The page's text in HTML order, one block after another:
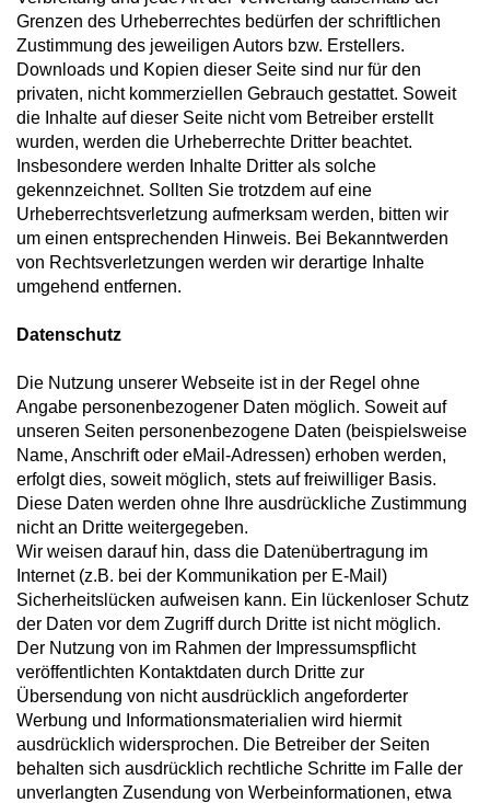
Grenzen des Urheberrechtes bedürfen der schriftlichen
Zustimmung des jeweiligen Autors bzw. Erstellers.
Downloads und Kopien dieser Seite sind nur für den
privaten, nicht kommerziellen Gebrauch gestattet. Soweit
die Inhalte auf dieser Seite nicht vom Betreiber erstellt
wurden, werden die Urheberrechte Dritter beachtet.
Insbesondere werden Inhalte Dritter als solche
gekennzeichnet. Sollten Sie trotzdem auf eine
Urheberrechtsverletzung aufmerksam werden, bitten wir
um einen entsprechenden Hinweis. Bei Bekanntwerden
von Rechtsverletzungen werden wir derartige Inhalte
umgehend entfernen.
Datenschutz
Die Nutzung unserer Webseite ist in der Regel ohne
Angabe personenbezogener Daten möglich. Soweit auf
unseren Seiten personenbezogene Daten (beispielsweise
Name, Anschrift oder eMail-Adressen) erhoben werden,
erfolgt dies, soweit möglich, stets auf freiwilliger Basis.
Diese Daten werden ohne Ihre ausdrückliche Zustimmung
nicht an Dritte weitergegeben.
Wir weisen darauf hin, dass die Datenübertragung im
Internet (z.B. bei der Kommunikation per E-Mail)
Sicherheitslücken aufweisen kann. Ein lückenloser Schutz
der Daten vor dem Zugriff durch Dritte ist nicht möglich.
Der Nutzung von im Rahmen der Impressumspflicht
veröffentlichten Kontaktdaten durch Dritte zur
Übersendung von nicht ausdrücklich angeforderter
Werbung und Informationsmaterialien wird hiermit
ausdrücklich widersprochen. Die Betreiber der Seiten
behalten sich ausdrücklich rechtliche Schritte im Falle der
unverlangten Zusendung von Werbeinformationen, etwa